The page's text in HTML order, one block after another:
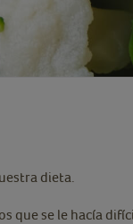
dieta.
que se le hacía